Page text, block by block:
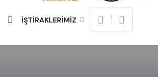
İŞTİRAKLERİMİZ